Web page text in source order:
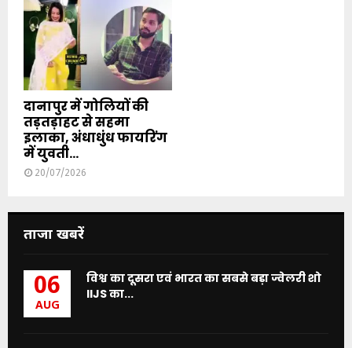
दानापुर में गोलियों की
तड़तड़ाहट से सहमा
इलाका, अंधाधुंध फायरिंग
में युवती...
20/07/2026
ताजा खबरें
06
AUG
विश्व का दूसरा एवं भारत का सबसे बड़ा ज्वेलरी शो
IIJS का...